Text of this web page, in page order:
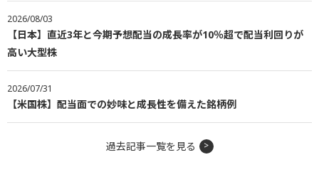
2026/08/03
【日本】直近3年と今期予想配当の成長率が10％超で配当利回りが
高い大型株
2026/07/31
【米国株】配当面での妙味と成長性を備えた銘柄例
過去記事一覧を見る